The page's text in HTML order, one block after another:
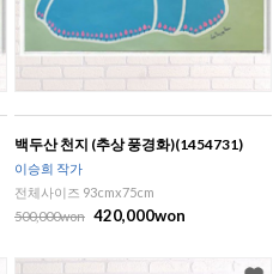
백두산 천지 (추상 풍경화)(1454731)
이승희 작가
전체사이즈 93cmx75cm
500,000won 420,000won